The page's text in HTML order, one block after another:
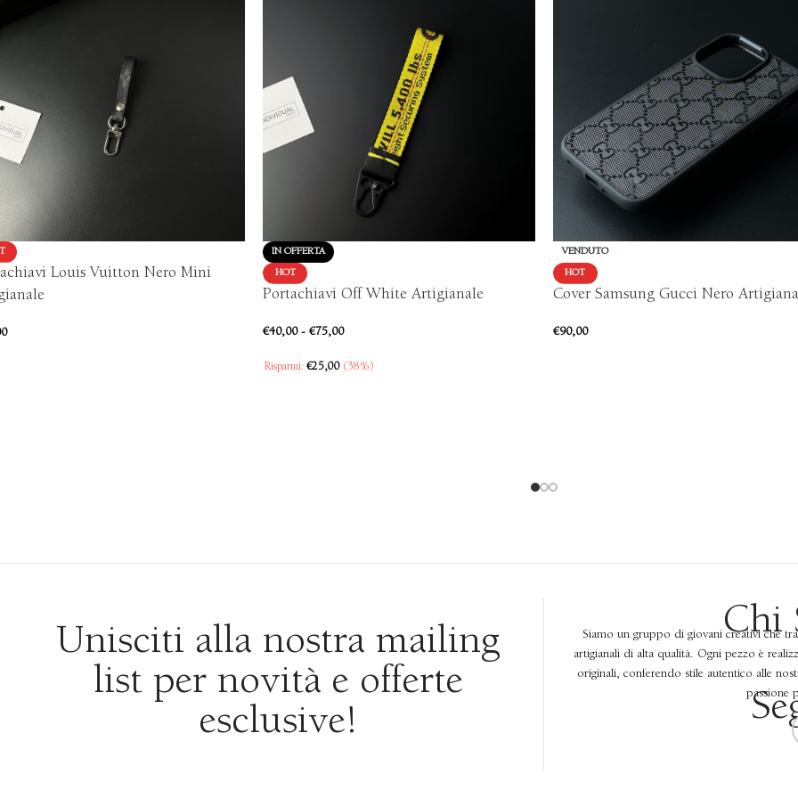
Louis Vuitton Nero Mini
IN OFFERTA
HOT
Portachiavi Off White Artigianale
€40,00 - €75,00
Risparmi: €25,00 (38%)
VENDUTO
HOT
Cover Samsung Gucci Nero
€90,00
Unisciti alla nostra mailing
list per novità e offerte
esclusive!
Chi
Siamo un gruppo di giovani creativi che
artigianali di alta qualità. Ogni pezzo è
originali, conferendo stile autentico alle
passione